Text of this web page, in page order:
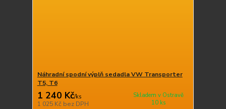
Náhradní spodní výplň sedadla VW Transporter
T5, T6
1 240 Kč/ks
1 025 Kč bez DPH
Skladem v Ostravě
10 ks